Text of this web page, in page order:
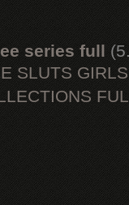
series full
SLUTS